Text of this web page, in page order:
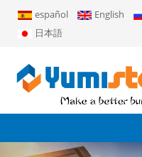
español English
日本語